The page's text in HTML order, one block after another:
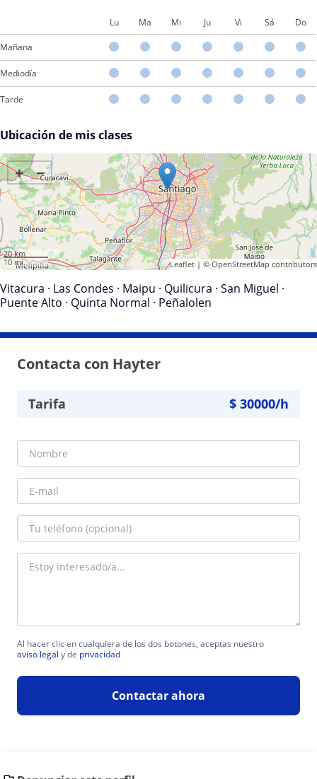
Lu Ma Mi Ju Vi Sá Do
Mañana
Mediodía
Tarde
Ubicación de mis clases
+ −
20 km
10 mi
Leaflet| © OpenStreetMap contributors
Vitacura · Las Condes · Maipu · Quilicura · San Miguel ·
Puente Alto · Quinta Normal · Peñalolen
Contacta con Hayter
Tarifa $ 30000/h
Al hacer clic en cualquiera de los dos botones, aceptas nuestro
aviso legal y de privacidad
Contactar ahora